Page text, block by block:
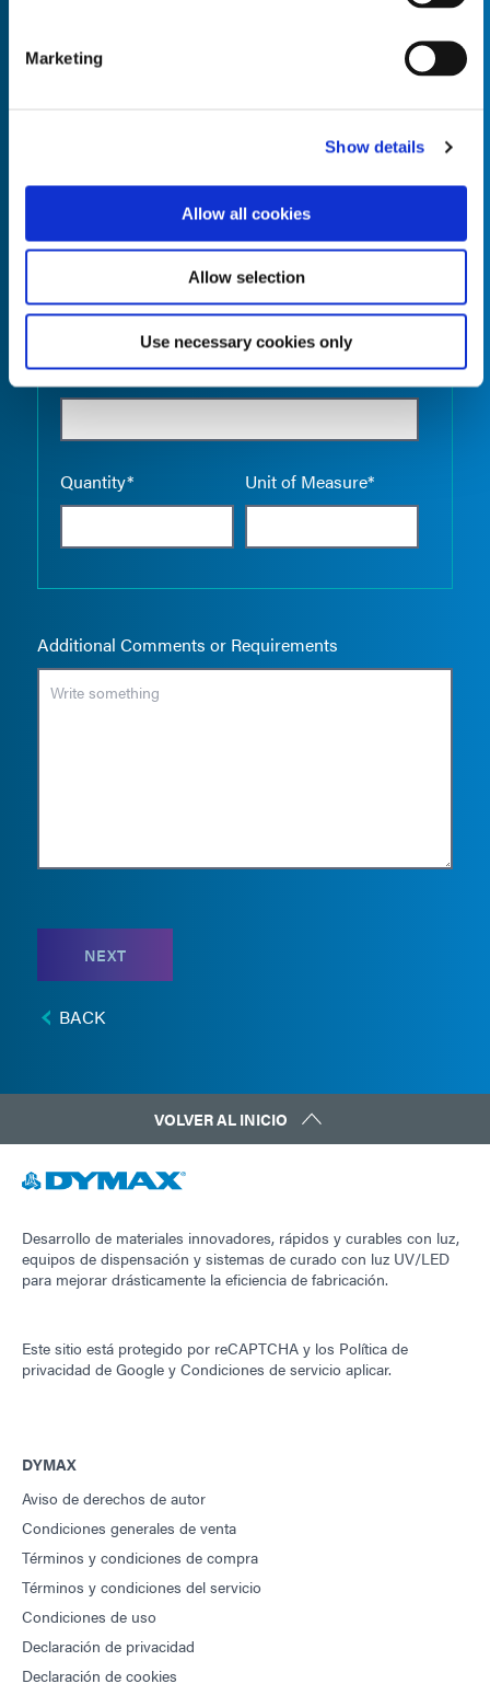
Marketing
Show details
Allow all cookies
Allow selection
Use necessary cookies only
Product Name*
Quantity* Unit of Measure*
Empty
Additional Comments or Requirements
NEXT
BACK
VOLVER AL INICIO
Desarrollo de materiales innovadores, rápidos y curables con luz,
equipos de dispensación y sistemas de curado con luz UV/LED
para mejorar drásticamente la eficiencia de fabricación.
Este sitio está protegido por reCAPTCHA y los Política de
privacidad de Google y Condiciones de servicio aplicar.
DYMAX
Aviso de derechos de autor
Condiciones generales de venta
Términos y condiciones de compra
Términos y condiciones del servicio
Condiciones de uso
Declaración de privacidad
Declaración de cookies